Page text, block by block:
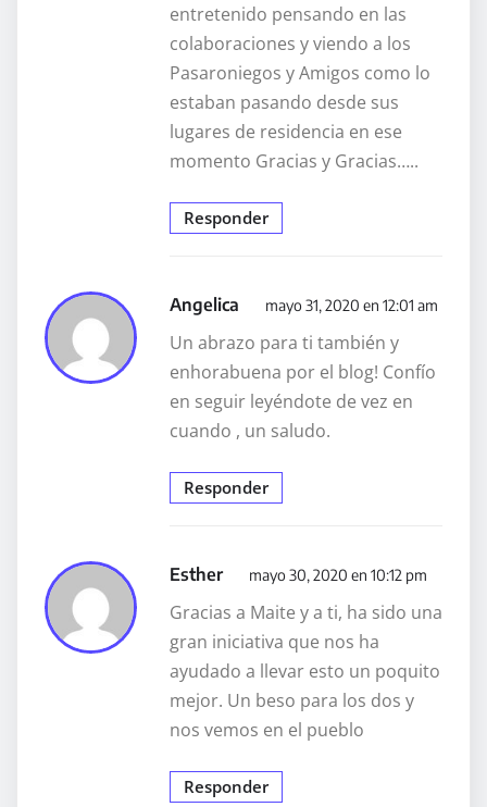
entretenido pensando en las
colaboraciones y viendo a los
Pasaroniegos y Amigos como lo
estaban pasando desde sus
lugares de residencia en ese
momento Gracias y Gracias…..
Responder
Angelica mayo 31, 2020 en 12:01 am
Un abrazo para ti también y
enhorabuena por el blog! Confío
en seguir leyéndote de vez en
cuando , un saludo.
Responder
Esther mayo 30, 2020 en 10:12 pm
Gracias a Maite y a ti, ha sido una
gran iniciativa que nos ha
ayudado a llevar esto un poquito
mejor. Un beso para los dos y
nos vemos en el pueblo
Responder